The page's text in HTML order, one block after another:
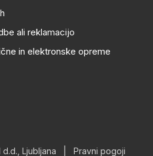
ali reklamacijo
in elektronske opreme
Ljubljana Pravni pogoji